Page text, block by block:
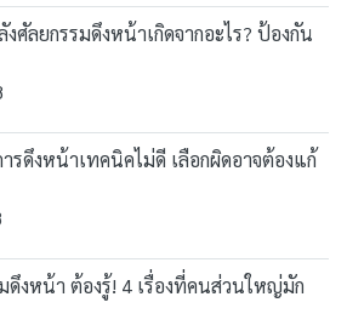
ศัลยกรรมดึงหน้าเกิดจากอะไร? ป้องกัน
รดึงหน้าเทคนิคไม่ดี เลือกผิดอาจต้องแก้
ดึงหน้า ต้องรู้! 4 เรื่องที่คนส่วนใหญ่มัก